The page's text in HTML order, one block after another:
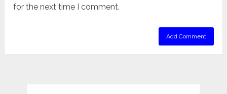
for the next time I comment.